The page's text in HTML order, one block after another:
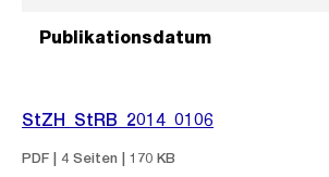
Publikationsdatum
StZH_StRB_2014_0106
PDF | 4 Seiten | 170 KB